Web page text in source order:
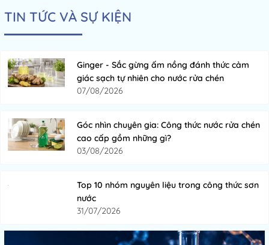
TIN TỨC VÀ SỰ KIỆN
Ginger - Sắc gừng ấm nồng đánh thức cảm
giác sạch tự nhiên cho nước rửa chén
07/08/2026
Góc nhìn chuyên gia: Công thức nước rửa chén
cao cấp gồm những gì?
03/08/2026
Top 10 nhóm nguyên liệu trong công thức sơn
nước
31/07/2026